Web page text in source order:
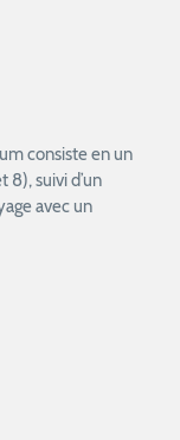
consiste en un
8), suivi d’un
avec un